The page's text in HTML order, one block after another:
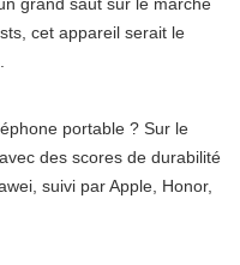
cet appareil serait le
portable ? Sur le
des scores de durabilité
suivi par Apple, Honor,